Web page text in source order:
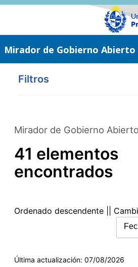
Saltar
Mirador de Gobierno Abierto
Filtros
Mirador de Gobierno Abierto
41 elementos
encontrados
Ordenado descendente ||
Última actualización: 07/08/2026